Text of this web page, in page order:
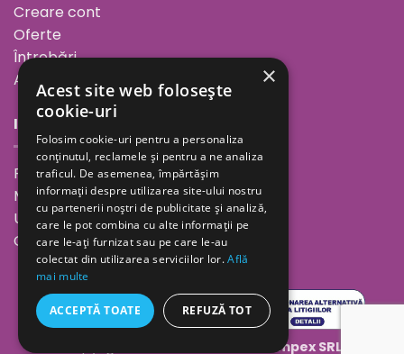
Creare cont
Oferte
Întrebări
ANPC
INFORMAȚII
Povestea noastră
Minutul de inspirație
Unde ne găsești
Cariere
Geolaila Comimpex SRL
×
Acest site web folosește
cookie-uri
Folosim cookie-uri pentru a personaliza
conținutul, reclamele și pentru a ne analiza
traficul. De asemenea, împărtășim
informații despre utilizarea site-ului nostru
cu partenerii noștri de publicitate și analiză,
care le pot combina cu alte informații pe
care le-ați furnizat sau pe care le-au
colectat din utilizarea serviciilor lor.Află
mai multe
ACCEPTĂ TOATE REFUZĂ TOT